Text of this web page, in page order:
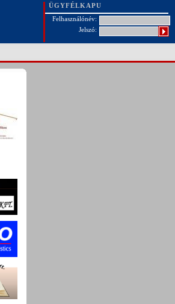
ÜGYFÉLKAPU
Felhasználónév:
Jelszó: